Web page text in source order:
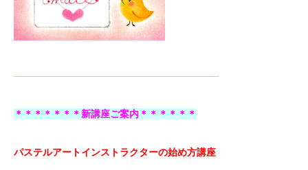
—————————————————————-
＊＊＊＊＊＊＊新講座ご案内＊＊＊＊＊＊
パステルアートインストラクターの始め方講座